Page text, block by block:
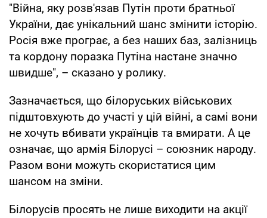
"Війна, яку розв'язав Путін проти братньої
України, дає унікальний шанс змінити історію.
Росія вже програє, а без наших баз, залізниць
та кордону поразка Путіна настане значно
швидше", – сказано у ролику.
Зазначається, що білоруських військових
підштовхують до участі у цій війні, а самі вони
не хочуть вбивати українців та вмирати. А це
означає, що армія Білорусі – союзник народу.
Разом вони можуть скористатися цим
шансом на зміни.
Білорусів просять не лише виходити на акції